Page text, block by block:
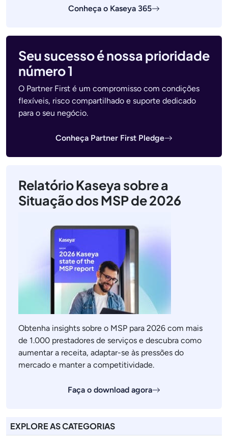
Conheça o Kaseya 365
Seu sucesso é nossa prioridade
número 1
O Partner First é um compromisso com condições
flexíveis, risco compartilhado e suporte dedicado
para o seu negócio.
Conheça Partner First Pledge
Relatório Kaseya sobre a
Situação dos MSP de 2026
Obtenha insights sobre o MSP para 2026 com mais
de 1.000 prestadores de serviços e descubra como
aumentar a receita, adaptar-se às pressões do
mercado e manter a competitividade.
Faça o download agora
EXPLORE AS CATEGORIAS